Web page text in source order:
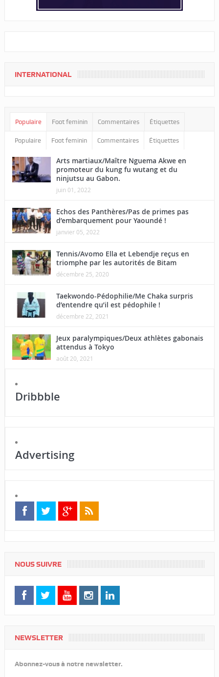
INTERNATIONAL
Populaire Foot feminin Commentaires Étiquettes
Populaire Foot feminin Commentaires Étiquettes
Arts martiaux/Maître Nguema Akwe en
promoteur du kung fu wutang et du
ninjutsu au Gabon.
juin 01, 2022
Echos des Panthères/Pas de primes pas
d’embarquement pour Yaoundé !
janvier 05, 2022
Tennis/Avomo Ella et Lebendje reçus en
triomphe par les autorités de Bitam
décembre 25, 2020
Taekwondo-Pédophilie/Me Chaka surpris
d’entendre qu’il est pédophile !
décembre 22, 2021
Jeux paralympiques/Deux athlètes gabonais
attendus à Tokyo
août 20, 2021
Dribbble
Advertising
NOUS SUIVRE
NEWSLETTER
Abonnez-vous à notre newsletter.